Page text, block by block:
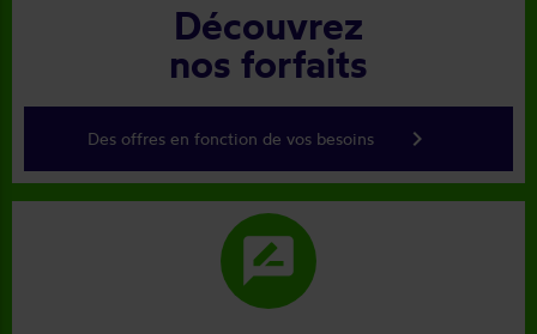
Découvrez
nos forfaits
Des offres en fonction de vos besoins keyboard_arrow_right
rate_review